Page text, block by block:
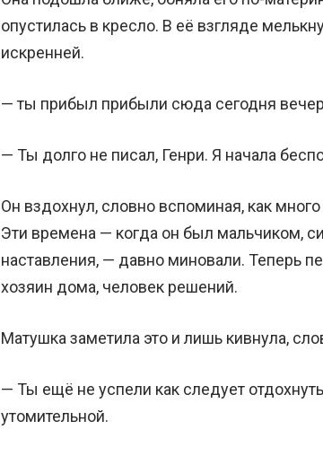
опустилась в кресло. В её взгляде
искренней.
— ты прибыл прибыли сюда сегодня
— Ты долго не писал, Генри. Я начала
Он вздохнул, словно вспоминая, как
Эти времена — когда он был мальчиком,
наставления, — давно миновали. Теперь
хозяин дома, человек решений.
Матушка заметила это и лишь кивнула,
— Ты ещё не успели как следует
утомительной.